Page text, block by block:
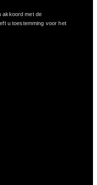
akkoord met de
u toestemming voor het